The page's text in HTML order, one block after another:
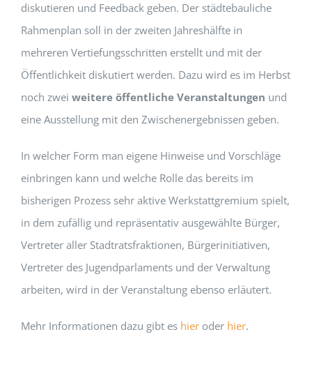
diskutieren und Feedback geben. Der städtebauliche
Rahmenplan soll in der zweiten Jahreshälfte in
mehreren Vertiefungsschritten erstellt und mit der
Öffentlichkeit diskutiert werden. Dazu wird es im Herbst
noch zwei weitere öffentliche Veranstaltungen und
eine Ausstellung mit den Zwischenergebnissen geben.
In welcher Form man eigene Hinweise und Vorschläge
einbringen kann und welche Rolle das bereits im
bisherigen Prozess sehr aktive Werkstattgremium spielt,
in dem zufällig und repräsentativ ausgewählte Bürger,
Vertreter aller Stadtratsfraktionen, Bürgerinitiativen,
Vertreter des Jugendparlaments und der Verwaltung
arbeiten, wird in der Veranstaltung ebenso erläutert.
Mehr Informationen dazu gibt es hier oder hier.